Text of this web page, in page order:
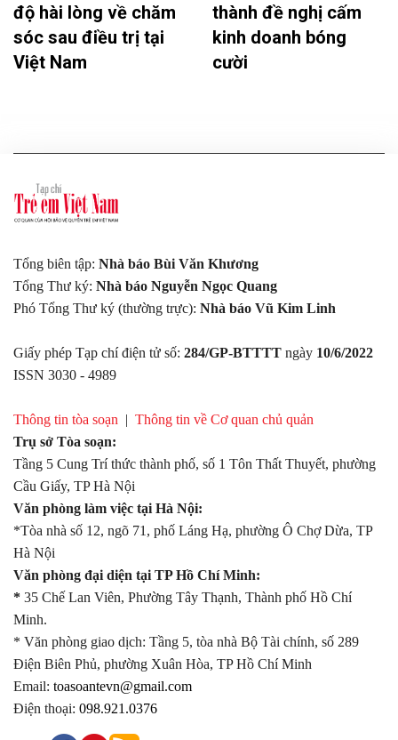
độ hài lòng về chăm
sóc sau điều trị tại
Việt Nam
thành đề nghị cấm
kinh doanh bóng
cười
Tổng biên tập: Nhà báo Bùi Văn Khương
Tổng Thư ký: Nhà báo Nguyễn Ngọc Quang
Phó Tổng Thư ký (thường trực): Nhà báo Vũ Kim Linh
Giấy phép Tạp chí điện tử số: 284/GP-BTTTT ngày 10/6/2022
ISSN 3030 - 4989
Thông tin tòa soạn | Thông tin về Cơ quan chủ quản
Trụ sở Tòa soạn:
Tầng 5 Cung Trí thức thành phố, số 1 Tôn Thất Thuyết, phường
Cầu Giấy, TP Hà Nội
Văn phòng làm việc tại Hà Nội:
*Tòa nhà số 12, ngõ 71, phố Láng Hạ, phường Ô Chợ Dừa, TP
Hà Nội
Văn phòng đại diện tại TP Hồ Chí Minh:
* 35 Chế Lan Viên, Phường Tây Thạnh, Thành phố Hồ Chí
Minh.
* Văn phòng giao dịch: Tầng 5, tòa nhà Bộ Tài chính, số 289
Điện Biên Phủ, phường Xuân Hòa, TP Hồ Chí Minh
Email: toasoantevn@gmail.com
Điện thoại: 098.921.0376